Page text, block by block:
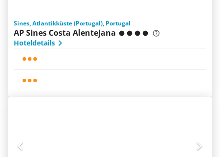
Sines, Atlantikküste (Portugal), Portugal
AP Sines Costa Alentejana
Hoteldetails